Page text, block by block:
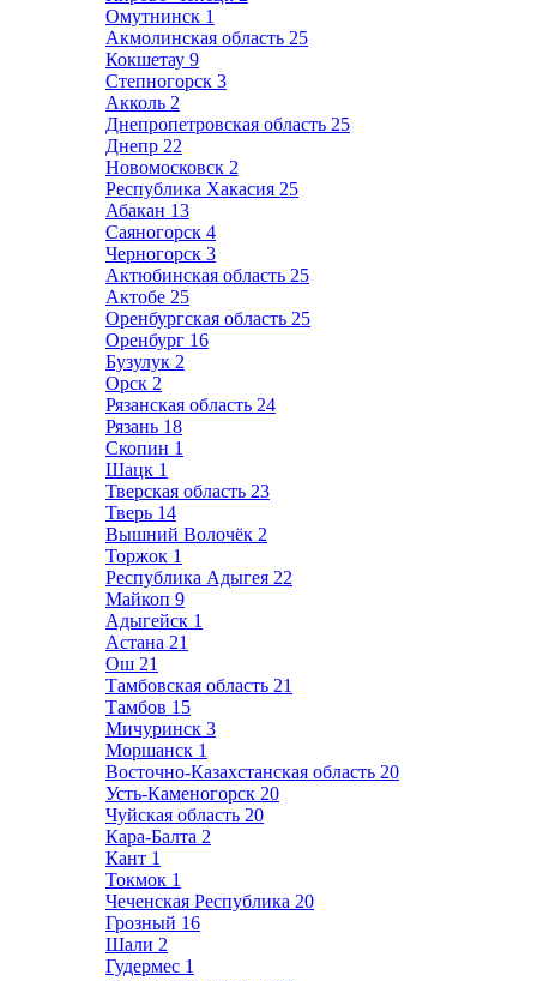
Омутнинск 1
Акмолинская область 25
Кокшетау 9
Степногорск 3
Акколь 2
Днепропетровская область 25
Днепр 22
Новомосковск 2
Республика Хакасия 25
Абакан 13
Саяногорск 4
Черногорск 3
Актюбинская область 25
Актобе 25
Оренбургская область 25
Оренбург 16
Бузулук 2
Орск 2
Рязанская область 24
Рязань 18
Скопин 1
Шацк 1
Тверская область 23
Тверь 14
Вышний Волочёк 2
Торжок 1
Республика Адыгея 22
Майкоп 9
Адыгейск 1
Астана 21
Ош 21
Тамбовская область 21
Тамбов 15
Мичуринск 3
Моршанск 1
Восточно-Казахстанская область 20
Усть-Каменогорск 20
Чуйская область 20
Кара-Балта 2
Кант 1
Токмок 1
Чеченская Республика 20
Грозный 16
Шали 2
Гудермес 1